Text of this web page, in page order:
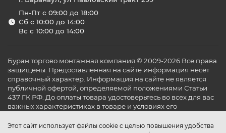
Этот сайт использует файлы cookie с целью повышения удобства
Пн-Пт с 09:00 до 18:00
Сб с 10:00 до 14:00
Вс с 10:00 до 14:00
Буран торгово монтажная компания © 2009-2026 Все права
защищены. Предоставленная на сайте информация несёт
справочный характер. Информация на сайте не является
публичной офертой, определяемой положениями Статьи
437 ГК РФ. До оплаты товара удостоверьтесь во всех для вас
важных характеристиках в товаре и условиях его